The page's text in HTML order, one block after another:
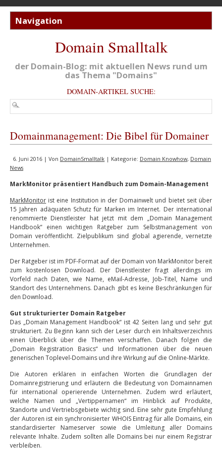
Domain Smalltalk
der Domain-Blog: mit aktuellen News rund um
das Thema "Domains"
DOMAIN-ARTIKEL SUCHE:
Domainmanagement: Die Bibel für Domainer
6. Juni 2016 | Von DomainSmalltalk | Kategorie: Domain Knowhow, Domain
News
MarkMonitor präsentiert Handbuch zum Domain-Management
MarkMonitor ist eine Institution in der Domainwelt und bietet seit über
15 Jahren adäquaten Schutz für Marken im Internet. Der international
renommierte Dienstleister hat jetzt mit dem „Domain Management
Handbook“ einen wichtigen Ratgeber zum Selbstmanagement von
Domain veröffentlicht. Zielpublikum sind global agierende, vernetzte
Unternehmen.
Der Ratgeber ist im PDF-Format auf der Domain von MarkMonitor bereit
zum kostenlosen Download. Der Dienstleister fragt allerdings im
Vorfeld nach Daten, wie Name, eMail-Adresse, Job-Titel, Name und
Standort des Unternehmens. Danach gibt es keine Beschränkungen für
den Download.
Gut strukturierter Domain Ratgeber
Das „Domain Management Handbook“ ist 42 Seiten lang und sehr gut
strukturiert. Zu Beginn kann sich der Leser durch ein Inhaltsverzeichnis
einen Überblick über die Themen verschaffen. Danach folgen die
„Domain Registration Basics“ und Informationen über die neuen
generischen Toplevel-Domains und ihre Wirkung auf die Online-Märkte.
Die Autoren erklären in einfachen Worten die Grundlagen der
Domainregistrierung und erläutern die Bedeutung von Domainnamen
für international operierende Unternehmen. Zudem wird erläutert,
welche Namen und „Vertippernamen“ im Hinblick auf Produkte,
Standorte und Vertriebsgebiete wichtig sind. Eine sehr gute Empfehlung
der Autoren ist ein synchronisierter WHOIS Eintrag für alle Domains, ein
standardisierter Nameserver sowie die Umleitung aller Domains
relevante Inhalte. Zudem sollten alle Domains bei nur einem Registrar
verbleiben.